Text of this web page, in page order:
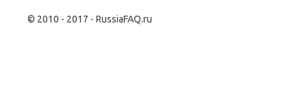
© 2010 - 2017 - RussiaFAQ.ru